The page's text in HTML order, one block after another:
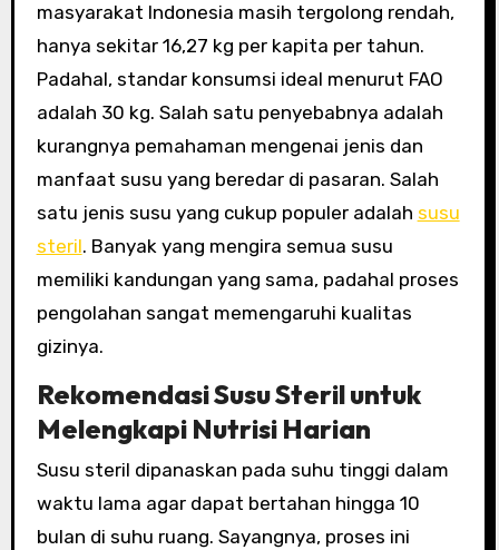
masyarakat Indonesia masih tergolong rendah,
hanya sekitar 16,27 kg per kapita per tahun.
Padahal, standar konsumsi ideal menurut FAO
adalah 30 kg. Salah satu penyebabnya adalah
kurangnya pemahaman mengenai jenis dan
manfaat susu yang beredar di pasaran. Salah
satu jenis susu yang cukup populer adalah susu
steril. Banyak yang mengira semua susu
memiliki kandungan yang sama, padahal proses
pengolahan sangat memengaruhi kualitas
gizinya.
Rekomendasi Susu Steril untuk
Melengkapi Nutrisi Harian
Susu steril dipanaskan pada suhu tinggi dalam
waktu lama agar dapat bertahan hingga 10
bulan di suhu ruang. Sayangnya, proses ini